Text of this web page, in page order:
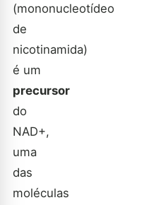
(mononucleotídeo
de
nicotinamida)
é um
precursor
do
NAD+,
uma
das
moléculas